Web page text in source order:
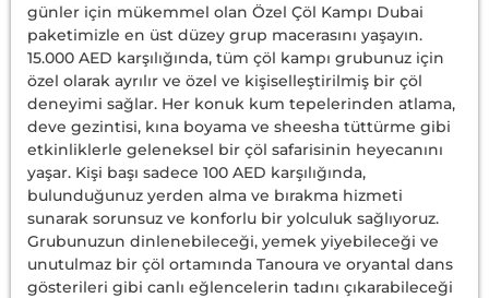
günler için mükemmel olan Özel Çöl Kampı Dubai
paketimizle en üst düzey grup macerasını yaşayın.
15.000 AED karşılığında, tüm çöl kampı grubunuz için
özel olarak ayrılır ve özel ve kişiselleştirilmiş bir çöl
deneyimi sağlar. Her konuk kum tepelerinden atlama,
deve gezintisi, kına boyama ve sheesha tüttürme gibi
etkinliklerle geleneksel bir çöl safarisinin heyecanını
yaşar. Kişi başı sadece 100 AED karşılığında,
bulunduğunuz yerden alma ve bırakma hizmeti
sunarak sorunsuz ve konforlu bir yolculuk sağlıyoruz.
Grubunuzun dinlenebileceği, yemek yiyebileceği ve
unutulmaz bir çöl ortamında Tanoura ve oryantal dans
gösterileri gibi canlı eğlencelerin tadını çıkarabileceği